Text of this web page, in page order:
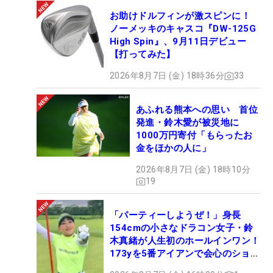
ケプカにとって4年ぶりのメジャー優勝は、「LIVゴ
ルフ選手による初のメジャー優勝」となり、そこに
は依然として賛否両論がある。
同じLIVゴルフ選手のブライソン・デシャンボーと
同組だった3日目は、1番ティでブーイングを食らっ
た。優勝を確実化して迎えた最終日の18番でさえ、
大観衆の中にはケプカに拍手を送らない人々の姿も
見られた。
だが、どこのツアーの選手であれ、ケプカが故障に
泣いた苦悩の日々を乗り越え、見事に勝利を手に入
れたことは事実だ。
「信じられない。うれしすぎて言葉を失っている。
僕の第2の故郷であるニューヨークのファンの前で
お助けドルフィンが激スピンに！
ノーメッキのキャスコ『DW-125G
High Spin』、9月11日デビュー
【打ってみた】
2026年8月7日 (金) 18時36分 33
あふれる熊本への思い 首位
発進・鈴木愛が被災地に
1000万円寄付「もらったお
金をほかの人に」
2026年8月7日 (金) 18時10分
19
「パーティーしようぜ！」身長
154cmの小さなドラコン女子・鈴
木真緒が人生初のホールインワン！
173yを5番アイアンで会心のショッ